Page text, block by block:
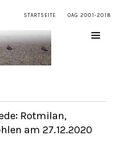
STARTSEITE OAG 2001-2018
Rotmilan,
am 27.12.2020